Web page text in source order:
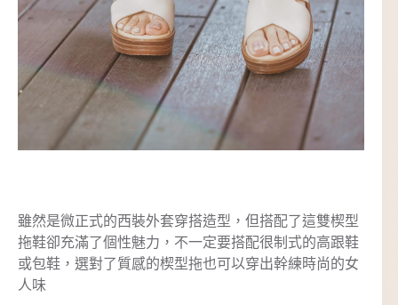
雖然是微正式的西裝外套穿搭造型，但搭配了這雙楔型
拖鞋卻充滿了個性魅力，不一定要搭配很制式的高跟鞋
或包鞋，選對了質感的楔型拖也可以穿出幹練時尚的女
人味